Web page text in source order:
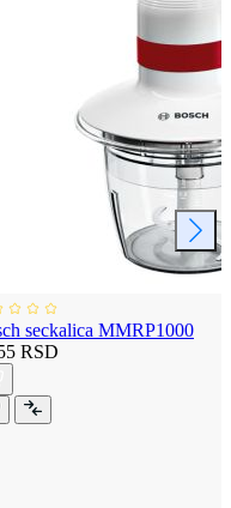
seckalica MMRP1000
RSD